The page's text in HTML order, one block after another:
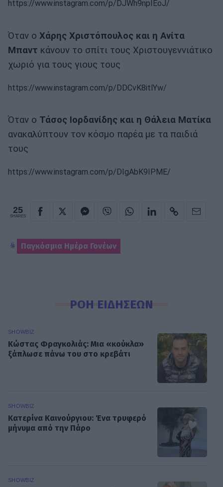
https://www.instagram.com/p/DJWh9npIEoJ/
Όταν ο Χάρης Χριστόπουλος και η Ανίτα
Μπαντ κάνουν το σπίτι τους Χριστουγεννιάτικο
χωριό για τους γιους τους
https://www.instagram.com/p/DDCvK8itlYw/
Όταν ο Τάσος Ιορδανίδης και η Θάλεια Ματίκα
ανακαλύπτουν τον κόσμο παρέα με τα παιδιά
τους
https://www.instagram.com/p/DIgAbK9IPME/
25
SHARES
Παγκόσμια Ημέρα Γονέων
ΡΟΗ ΕΙΔΗΣΕΩΝ
SHOWBIZ
Κώστας Φραγκολιάς: Μια «κούκλα»
ξάπλωσε πάνω του στο κρεβάτι
SHOWBIZ
Κατερίνα Καινούργιου: Ένα τρυφερό
μήνυμα από την Πάρο
SHOWBIZ